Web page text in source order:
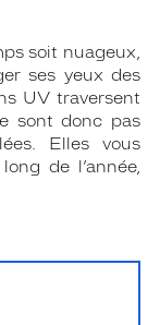
soit nuageux,
ses yeux des
UV traversent
sont donc pas
Elles vous
de l’année,